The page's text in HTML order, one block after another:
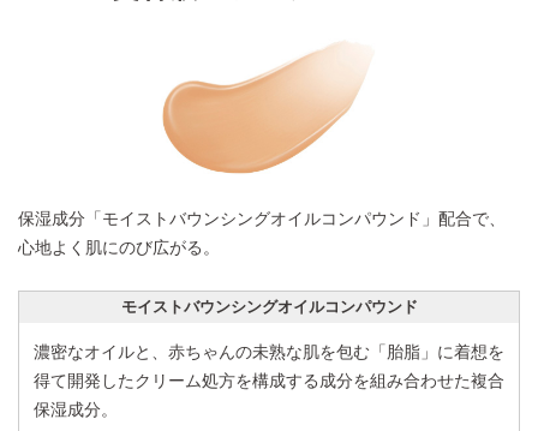
保湿成分「モイストバウンシングオイルコンパウンド」配合で、
心地よく肌にのび広がる。
モイストバウンシングオイルコンパウンド
濃密なオイルと、赤ちゃんの未熟な肌を包む「胎脂」に着想を
得て開発したクリーム処方を構成する成分を組み合わせた複合
保湿成分。